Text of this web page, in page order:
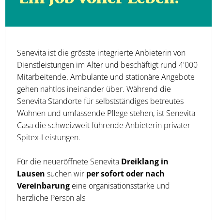
Senevita ist die grösste integrierte Anbieterin von
Dienstleistungen im Alter und beschäftigt rund 4'000
Mitarbeitende. Ambulante und stationäre Angebote
gehen nahtlos ineinander über. Während die
Senevita Standorte für selbstständiges betreutes
Wohnen und umfassende Pflege stehen, ist Senevita
Casa die schweizweit führende Anbieterin privater
Spitex-Leistungen.
Für die neueröffnete Senevita Dreiklang in
Lausen suchen wir per sofort oder nach
Vereinbarung eine organisationsstarke und
herzliche Person als